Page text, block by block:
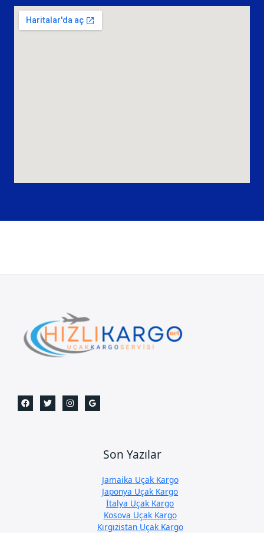
Son Yazılar
Jamaika Uçak Kargo
Japonya Uçak Kargo
İtalya Uçak Kargo
Kosova Uçak Kargo
Kırgızistan Uçak Kargo